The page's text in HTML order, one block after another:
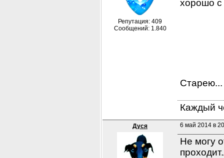
Репутация: 409
Сообщений: 1.840
хорошо
Каждый
Дуся 6 май 2014 в
Не могу